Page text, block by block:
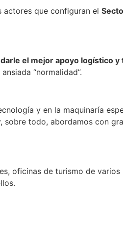
que configuran el
el mejor apoyo logístico y
“normalidad”.
y en la maquinaría
sobre todo, abordamos con
oficinas de turismo de varios